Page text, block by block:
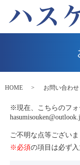
HOME お問い合わせ
※現在、こちらのフォ
ご不明な点等ござい
※必須の項目は必ず入